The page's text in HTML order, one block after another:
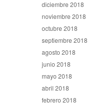
diciembre 2018
noviembre 2018
octubre 2018
septiembre 2018
agosto 2018
junio 2018
mayo 2018
abril 2018
febrero 2018